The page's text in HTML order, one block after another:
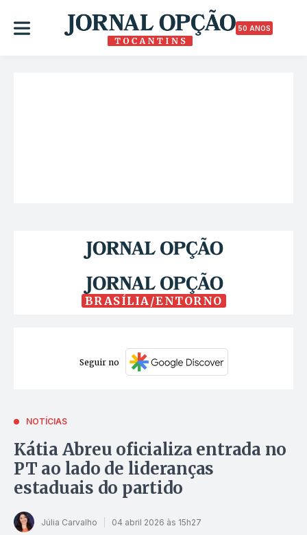
50 ANOS
BRASÍLIA/ENTORNO
Seguir no
NOTÍCIAS
Kátia Abreu oficializa entrada no
PT ao lado de lideranças
estaduais do partido
Júlia Carvalho 04 abril 2026 às 15h27